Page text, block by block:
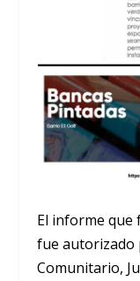
El informe
fue autorizado
Comunitario,